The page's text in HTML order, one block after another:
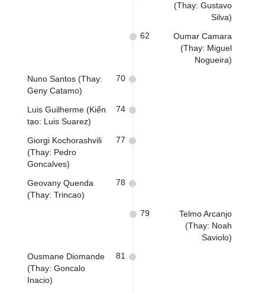
(Thay: Gustavo
Silva)
Oumar Camara
(Thay: Miguel
Nogueira)
62
Nuno Santos (Thay:
Geny Catamo)
70
Luis Guilherme (Kiến
tạo: Luis Suarez)
74
Giorgi Kochorashvili
(Thay: Pedro
Goncalves)
77
Geovany Quenda
(Thay: Trincao)
78
Telmo Arcanjo
(Thay: Noah
Saviolo)
79
Ousmane Diomande
(Thay: Goncalo
Inacio)
81